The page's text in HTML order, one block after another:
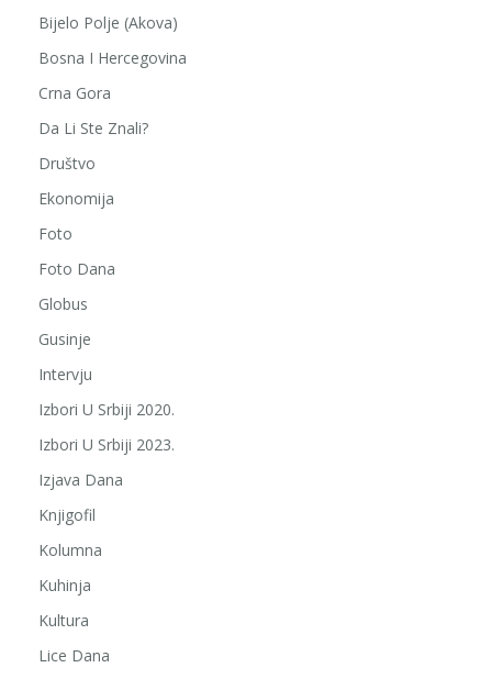
Bijelo Polje (Akova)
Bosna I Hercegovina
Crna Gora
Da Li Ste Znali?
Društvo
Ekonomija
Foto
Foto Dana
Globus
Gusinje
Intervju
Izbori U Srbiji 2020.
Izbori U Srbiji 2023.
Izjava Dana
Knjigofil
Kolumna
Kuhinja
Kultura
Lice Dana